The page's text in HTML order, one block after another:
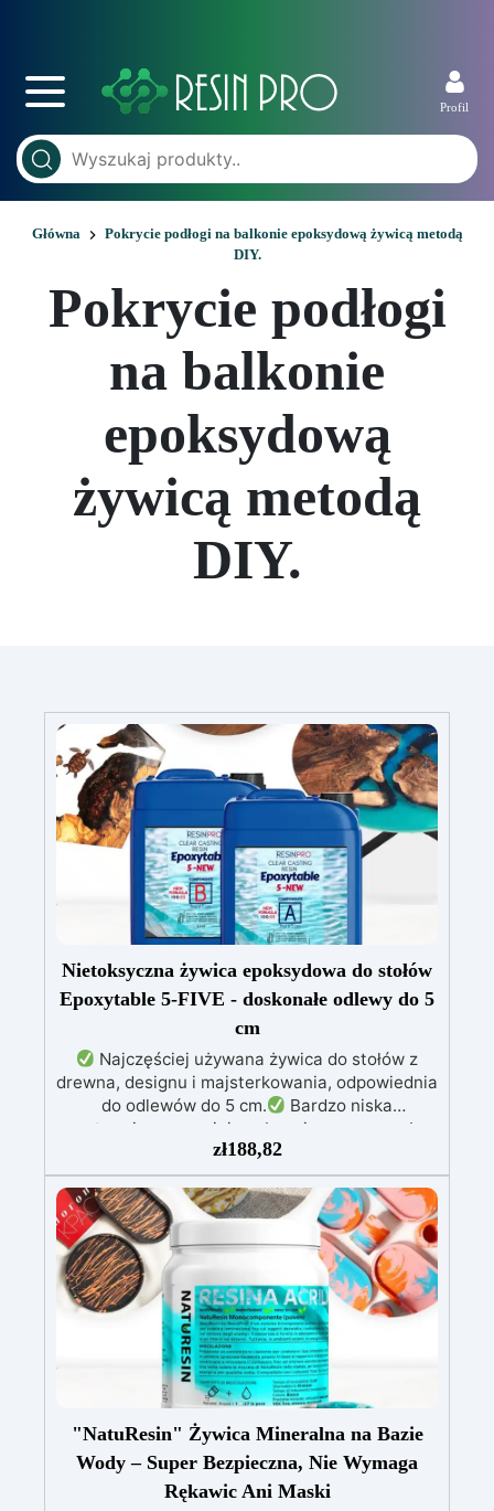
Profil
Główna
Pokrycie podłogi na balkonie epoksydową żywicą metodą
DIY.
Pokrycie podłogi
na balkonie
epoksydową
żywicą metodą
DIY.
Nietoksyczna żywica epoksydowa do stołów
Epoxytable 5-FIVE - doskonałe odlewy do 5
cm
Najczęściej używana żywica do stołów z
drewna, designu i majsterkowania, odpowiednia
do odlewów do 5 cm.
Bardzo niska
egzotermia zapewniająca bezpieczną pracę bez
Odporna na zarysowania i
żółknięcie dzięki filtrom UV i wysokiej jakości
mechanicznej.
Niska lepkość, eliminująca
pęcherzyki powietrza i zapewniająca gładkie
wykończenie.
Bezpieczna i nietoksyczna,
wolna od BPA/VOC, certyfikowana do
długotrwałego kontaktu ze skórą.
zł188,82
"NatuResin" Żywica Mineralna na Bazie
Wody – Super Bezpieczna, Nie Wymaga
Rękawic Ani Maski